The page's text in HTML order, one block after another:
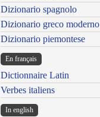
Dizionario spagnolo
Dizionario greco moderno
Dizionario piemontese
En français
Dictionnaire Latin
Verbes italiens
In english